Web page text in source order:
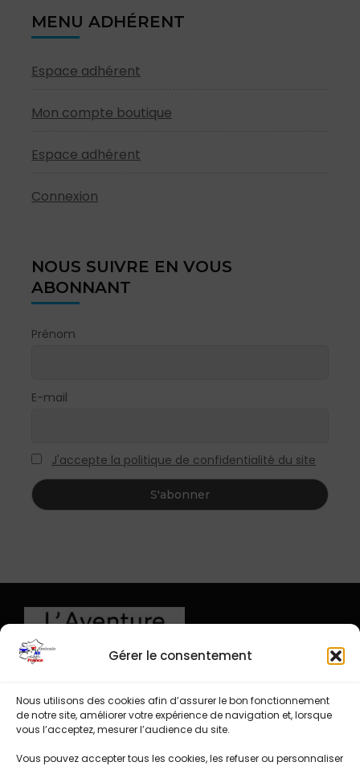
Gérer le consentement
Nous utilisons des cookies afin d’assurer le bon fonctionnement
de notre site, améliorer votre expérience de navigation et, lorsque
vous l’acceptez, mesurer l’audience du site.
Vous pouvez accepter tous les cookies, les refuser ou personnaliser
MENU ADHÉRENT
Espace adhérent
Mon compte boutique
Espace adhérent
Connexion
NOUS SUIVRE EN VOUS
ABONNANT
Prénom
E-mail
J'accepte la politique de confidentialité du site